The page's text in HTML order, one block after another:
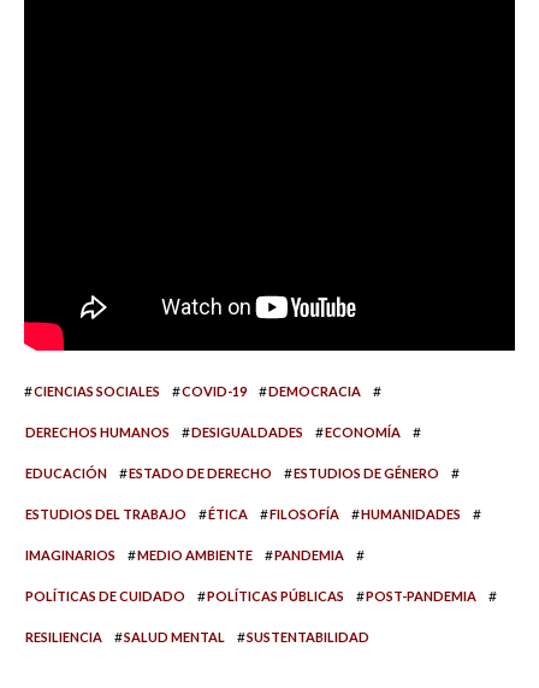
#CIENCIAS SOCIALES #COVID-19 #DEMOCRACIA #
DERECHOS HUMANOS #DESIGUALDADES #ECONOMÍA #
EDUCACIÓN #ESTADO DE DERECHO #ESTUDIOS DE GÉNERO #
ESTUDIOS DEL TRABAJO #ÉTICA #FILOSOFÍA #HUMANIDADES #
IMAGINARIOS #MEDIO AMBIENTE #PANDEMIA #
POLÍTICAS DE CUIDADO #POLÍTICAS PÚBLICAS #POST-PANDEMIA #
RESILIENCIA #SALUD MENTAL #SUSTENTABILIDAD